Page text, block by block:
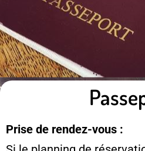
Prise de rendez-vous :